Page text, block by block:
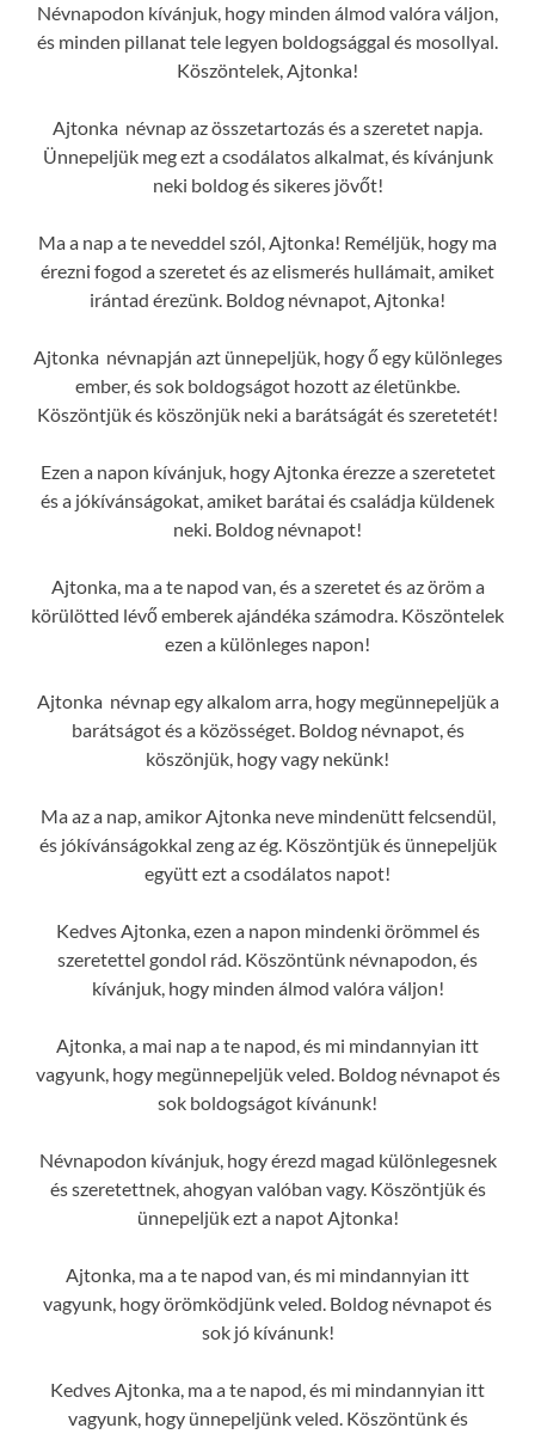
Névnapodon kívánjuk, hogy minden álmod valóra váljon,
és minden pillanat tele legyen boldogsággal és mosollyal.
Köszöntelek, Ajtonka!
Ajtonka névnap az összetartozás és a szeretet napja.
Ünnepeljük meg ezt a csodálatos alkalmat, és kívánjunk
neki boldog és sikeres jövőt!
Ma a nap a te neveddel szól, Ajtonka! Reméljük, hogy ma
érezni fogod a szeretet és az elismerés hullámait, amiket
irántad érezünk. Boldog névnapot, Ajtonka!
Ajtonka névnapján azt ünnepeljük, hogy ő egy különleges
ember, és sok boldogságot hozott az életünkbe.
Köszöntjük és köszönjük neki a barátságát és szeretetét!
Ezen a napon kívánjuk, hogy Ajtonka érezze a szeretetet
és a jókívánságokat, amiket barátai és családja küldenek
neki. Boldog névnapot!
Ajtonka, ma a te napod van, és a szeretet és az öröm a
körülötted lévő emberek ajándéka számodra. Köszöntelek
ezen a különleges napon!
Ajtonka névnap egy alkalom arra, hogy megünnepeljük a
barátságot és a közösséget. Boldog névnapot, és
köszönjük, hogy vagy nekünk!
Ma az a nap, amikor Ajtonka neve mindenütt felcsendül,
és jókívánságokkal zeng az ég. Köszöntjük és ünnepeljük
együtt ezt a csodálatos napot!
Kedves Ajtonka, ezen a napon mindenki örömmel és
szeretettel gondol rád. Köszöntünk névnapodon, és
kívánjuk, hogy minden álmod valóra váljon!
Ajtonka, a mai nap a te napod, és mi mindannyian itt
vagyunk, hogy megünnepeljük veled. Boldog névnapot és
sok boldogságot kívánunk!
Névnapodon kívánjuk, hogy érezd magad különlegesnek
és szeretettnek, ahogyan valóban vagy. Köszöntjük és
ünnepeljük ezt a napot Ajtonka!
Ajtonka, ma a te napod van, és mi mindannyian itt
vagyunk, hogy örömködjünk veled. Boldog névnapot és
sok jó kívánunk!
Kedves Ajtonka, ma a te napod, és mi mindannyian itt
vagyunk, hogy ünnepeljünk veled. Köszöntünk és